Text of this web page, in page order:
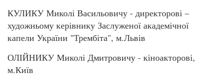
КУЛИКУ Миколі Васильовичу - директорові –
художньому керівнику Заслуженої академічної
капели України "Трембіта", м.Львів
ОЛІЙНИКУ Миколі Дмитровичу - кіноакторові,
м.Київ